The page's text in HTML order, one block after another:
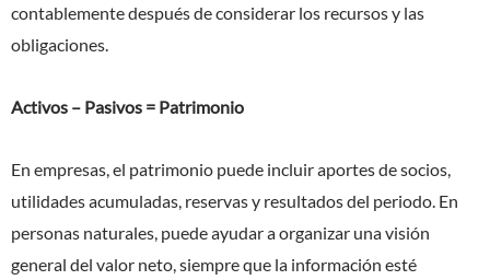
contablemente después de considerar los recursos y las
obligaciones.
Activos – Pasivos = Patrimonio
En empresas, el patrimonio puede incluir aportes de socios,
utilidades acumuladas, reservas y resultados del periodo. En
personas naturales, puede ayudar a organizar una visión
general del valor neto, siempre que la información esté